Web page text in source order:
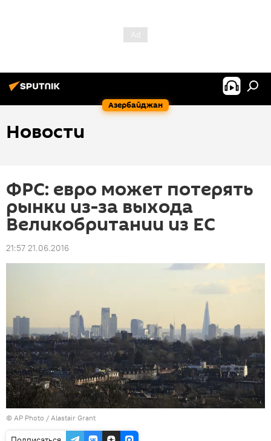
Азербайджан
Новости
ФРС: евро может потерять
рынки из-за выхода
Великобритании из ЕС
21:57 21.06.2016
© AP Photo / Alastair Grant